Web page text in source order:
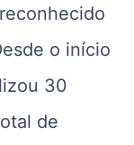
o início
30
de